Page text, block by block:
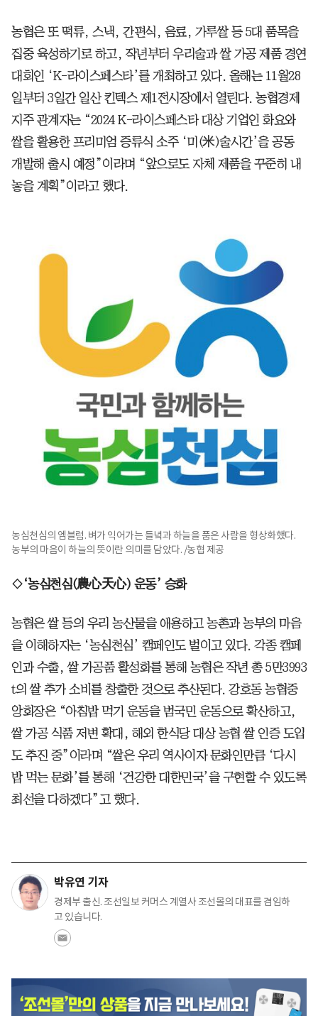
농협은 또 떡류, 스낵, 간편식, 음료, 가루쌀 등 5대 품목을
집중 육성하기로 하고, 작년부터 우리술과 쌀 가공 제품 경연
대회인 ‘K-라이스페스타’를 개최하고 있다. 올해는 11월28
일부터 3일간 일산 킨텍스 제1전시장에서 열린다. 농협경제
지주 관계자는 “2024 K-라이스페스타 대상 기업인 화요와
쌀을 활용한 프리미엄 증류식 소주 ‘미(米)술시간’을 공동
개발해 출시 예정”이라며 “앞으로도 자체 제품을 꾸준히 내
놓을 계획”이라고 했다.
농심천심의 엠블럼. 벼가 익어가는 들녘과 하늘을 품은 사람을 형상화했다.
농부의 마음이 하늘의 뜻이란 의미를 담았다. /농협 제공
◇‘농심천심(農心天心) 운동’ 승화
농협은 쌀 등의 우리 농산물을 애용하고 농촌과 농부의 마음
을 이해하자는 ‘농심천심’ 캠페인도 벌이고 있다. 각종 캠페
인과 수출, 쌀 가공품 활성화를 통해 농협은 작년 총 5만3993
t의 쌀 추가 소비를 창출한 것으로 추산된다. 강호동 농협중
앙회장은 “아침밥 먹기 운동을 범국민 운동으로 확산하고,
쌀 가공 식품 저변 확대, 해외 한식당 대상 농협 쌀 인증 도입
도 추진 중”이라며 “쌀은 우리 역사이자 문화인만큼 ‘다시
밥 먹는 문화’를 통해 ‘건강한 대한민국’을 구현할 수 있도록
최선을 다하겠다”고 했다.
박유연 기자
경제부 출신. 조선일보 커머스 계열사 조선몰의 대표를 겸임하
고 있습니다.